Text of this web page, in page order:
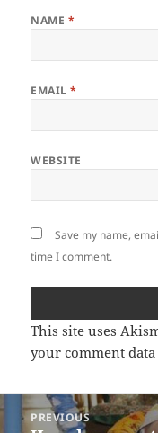
NAME *
EMAIL*
WEBSITE
Save my name,
time I comment.
This site uses
your comment data
Post
navigation
PREVIOUS